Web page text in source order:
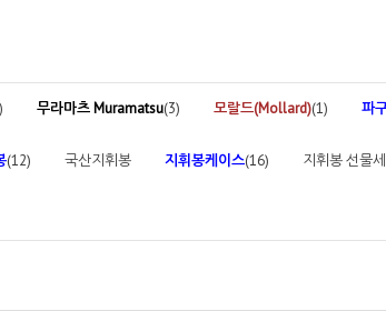
무라마츠 Muramatsu(3) 모랄드(Mollard)(1) 파
(12) 국산지휘봉 지휘봉케이스(16) 지휘봉 선물